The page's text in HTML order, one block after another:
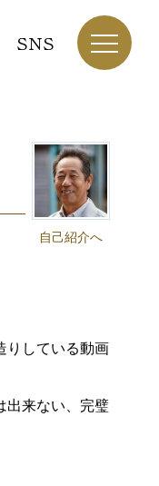
SNS
自己紹介へ
りしている動画
出来ない、完璧